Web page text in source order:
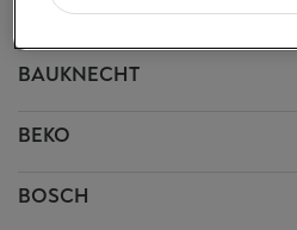
ASKO
BAUKNECHT
BEKO
BOSCH